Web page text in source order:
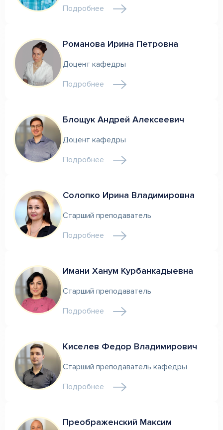
Подробнее
Романова Ирина Петровна
Доцент кафедры
Подробнее
Блощук Андрей Алексеевич
Доцент кафедры
Подробнее
Солопко Ирина Владимировна
Старший преподаватель
Подробнее
Имани Ханум Курбанкадыевна
Старший преподаватель
Подробнее
Киселев Федор Владимирович
Старший преподаватель кафедры
Подробнее
Преображенский Максим